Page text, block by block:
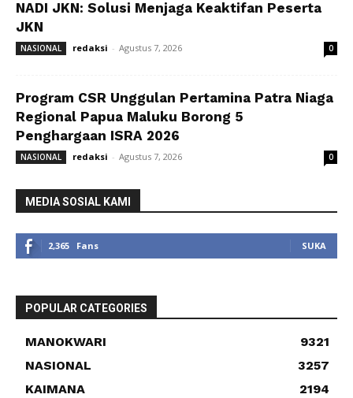
NADI JKN: Solusi Menjaga Keaktifan Peserta
JKN
NASIONAL redaksi - Agustus 7, 2026 0
Program CSR Unggulan Pertamina Patra Niaga
Regional Papua Maluku Borong 5
Penghargaan ISRA 2026
NASIONAL redaksi - Agustus 7, 2026 0
MEDIA SOSIAL KAMI
2,365 Fans SUKA
POPULAR CATEGORIES
MANOKWARI
9321
NASIONAL
3257
KAIMANA
2194